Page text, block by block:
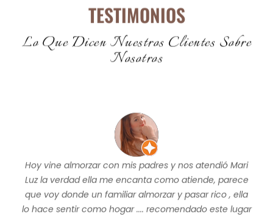
TESTIMONIOS
Lo Que Dicen Nuestros Clientes Sobre
Nosotros
Hoy vine almorzar con mis padres y nos atendió Mari
Luz la verdad ella me encanta como atiende, parece
que voy donde un familiar almorzar y pasar rico , ella
lo hace sentir como hogar .... recomendado este lugar